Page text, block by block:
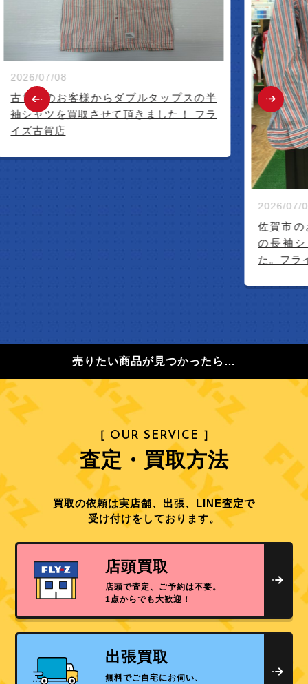
07/08
賀市のお客様からダブルタップスの半
シャツを買取させて頂きました！ フラ
ズ古賀店
2026/07/04
佐賀市の
の長袖シ
た。フライ
売りたい商品が見つかったら…
［ OUR SERVICE ］
査定・買取方法
買取の依頼は実店舗、出張、LINE査定で
受け付けをしております。
店頭買取
店頭で査定、ご予約は不要。
1点からでも大歓迎！
出張買取
無料でご自宅にお伺い、